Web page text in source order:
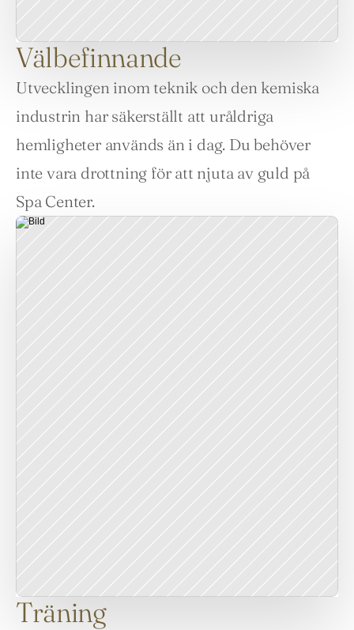
Välbefinnande
Utvecklingen inom teknik och den kemiska
industrin har säkerställt att uråldriga
hemligheter används än i dag. Du behöver
inte vara drottning för att njuta av guld på
Spa Center.
Träning